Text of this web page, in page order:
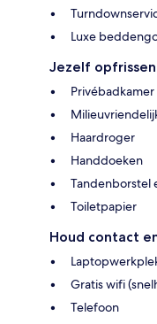
Luxe
Jezelf opfrissen
Privébadkamer
Haardroger
Handdoeken
Tandenborstel
Toiletpapier
Houd contact
Gratis wifi
Telefoon